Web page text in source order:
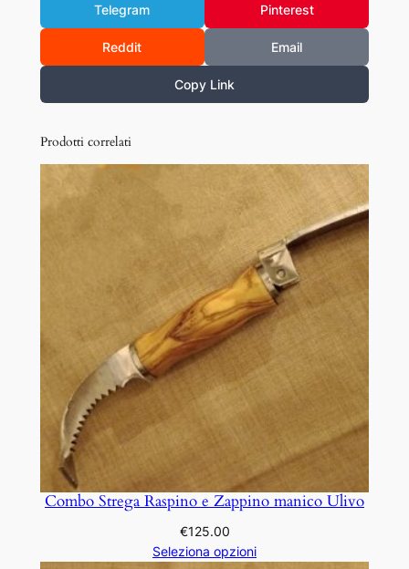
Telegram Pinterest
Reddit Email
Copy Link
Prodotti correlati
Combo Strega Raspino e Zappino manico Ulivo
€125.00
Seleziona opzioni